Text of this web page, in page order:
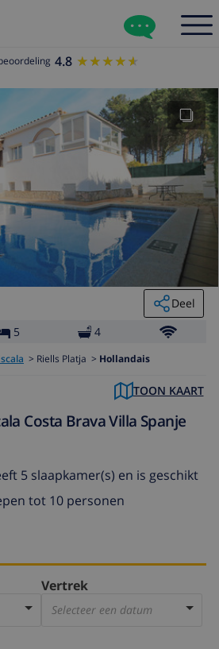
4.8 ★★★★★
★★★★★
Deel
5 4
> Riells Platja > Hollandais
TOON KAART
Costa Brava Villa Spanje
5 slaapkamer(s) en is geschikt
tot 10 personen
Vertrek
Selecteer een datum